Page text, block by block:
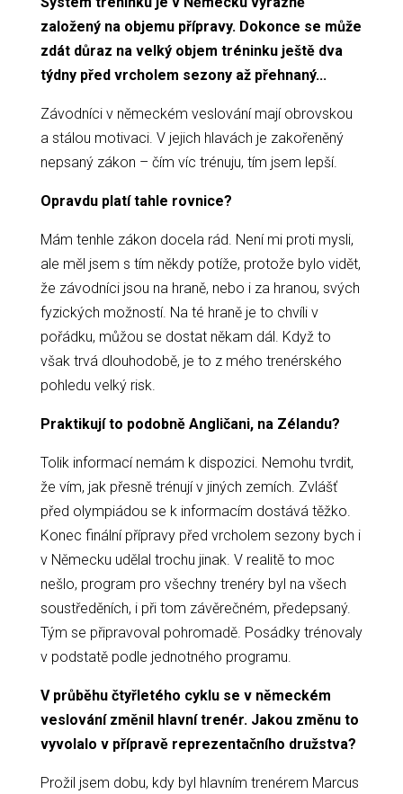
založený na objemu přípravy. Dokonce se může
zdát důraz na velký objem tréninku ještě dva
týdny před vrcholem sezony až přehnaný...
Závodníci v německém veslování mají obrovskou
a stálou motivaci. V jejich hlavách je zakořeněný
nepsaný zákon – čím víc trénuju, tím jsem lepší.
Opravdu platí tahle rovnice?
Mám tenhle zákon docela rád. Není mi proti mysli,
ale měl jsem s tím někdy potíže, protože bylo vidět,
že závodníci jsou na hraně, nebo i za hranou, svých
fyzických možností. Na té hraně je to chvíli v
pořádku, můžou se dostat někam dál. Když to
však trvá dlouhodobě, je to z mého trenérského
pohledu velký risk.
Praktikují to podobně Angličani, na Zélandu?
Tolik informací nemám k dispozici. Nemohu tvrdit,
že vím, jak přesně trénují v jiných zemích. Zvlášť
před olympiádou se k informacím dostává těžko.
Konec finální přípravy před vrcholem sezony bych i
v Německu udělal trochu jinak. V realitě to moc
nešlo, program pro všechny trenéry byl na všech
soustředěních, i při tom závěrečném, předepsaný.
Tým se připravoval pohromadě. Posádky trénovaly
v podstatě podle jednotného programu.
V průběhu čtyřletého cyklu se v německém
veslování změnil hlavní trenér. Jakou změnu to
vyvolalo v přípravě reprezentačního družstva?
Prožil jsem dobu, kdy byl hlavním trenérem Marcus